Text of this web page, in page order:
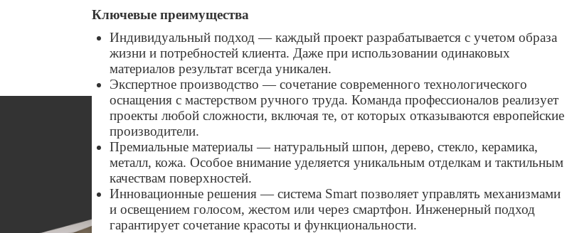
Ключевые преимущества
Индивидуальный подход — каждый проект разрабатывается с учетом образа
жизни и потребностей клиента. Даже при использовании одинаковых
материалов результат всегда уникален.
Экспертное производство — сочетание современного технологического
оснащения с мастерством ручного труда. Команда профессионалов реализует
проекты любой сложности, включая те, от которых отказываются европейские
производители.
Премиальные материалы — натуральный шпон, дерево, стекло, керамика,
металл, кожа. Особое внимание уделяется уникальным отделкам и тактильным
качествам поверхностей.
Инновационные решения — система Smart позволяет управлять механизмами
и освещением голосом, жестом или через смартфон. Инженерный подход
гарантирует сочетание красоты и функциональности.